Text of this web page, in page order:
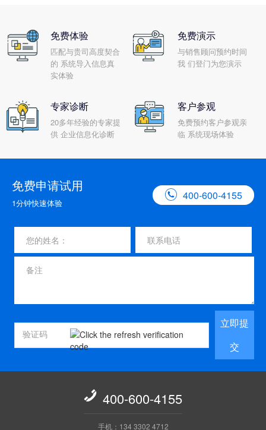
免费体验
匹配与贵司高度契合
的 系统导入信息真
实体验
免费演示
与销售顾问预约时间
我 们登门为您演示
专家诊断
20多年经验的专家提
供 企业信息化诊断
客户参观
免费预约客户参观亲
临 系统现场体验
免费申请试用
1分钟快速体验
 400-600-4155
立即提
交
 400-600-4155
手机：134 3302 4712